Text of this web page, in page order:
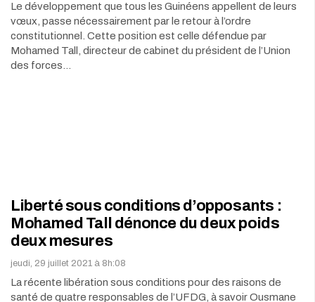
Le développement que tous les Guinéens appellent de leurs
vœux, passe nécessairement par le retour à l’ordre
constitutionnel. Cette position est celle défendue par
Mohamed Tall, directeur de cabinet du président de l’Union
des forces…
Liberté sous conditions d’opposants :
Mohamed Tall dénonce du deux poids
deux mesures
jeudi, 29 juillet 2021 à 8h:08
La récente libération sous conditions pour des raisons de
santé de quatre responsables de l’UFDG, à savoir Ousmane